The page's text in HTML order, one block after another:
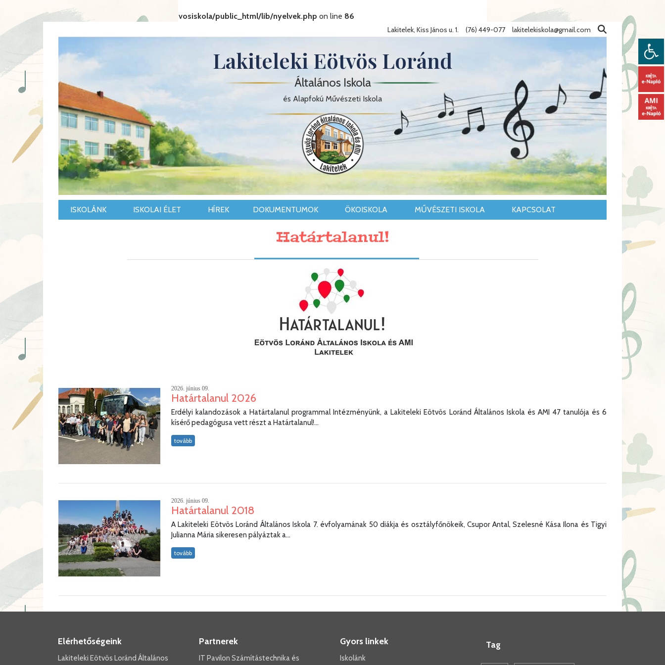
: Undefined variable $lang_id in/home/eotvosiskola/public_html/lib/nyelvek.php on line 86
Lakitelek, Kiss János u. 1. (76) 449-077 lakitelekiskola@gmail.com
Lakiteleki Eötvös Loránd
Általános Iskola
és Alapfokú Művészeti Iskola
ISKOLÁNK ISKOLAI ÉLET HÍREK DOKUMENTUMOK ÖKOISKOLA MŰVÉSZETI ISKOLA KAPCSOLAT
Határtalanul!
2026. június 09.
Határtalanul 2026
Erdélyi kalandozások a Határtalanul programmal Intézményünk, a Lakiteleki Eötvös Loránd Általános Iskola és AMI 47 tanulója és 6
kísérő pedagógusa vett részt a Határtalanul!...
tovább
2026. június 09.
Határtalanul 2018
A Lakiteleki Eötvös Loránd Általános Iskola 7. évfolyamának 50 diákja és osztályfőnökeik, Csupor Antal, Szelesné Kása Ilona és Tigyi
Julianna Mária sikeresen pályáztak a...
tovább
Elérhetőségeink
Lakiteleki Eötvös Loránd Általános
Partnerek
IT Pavilon Számítástechnika és
Gyors linkek
Iskolánk
Tag